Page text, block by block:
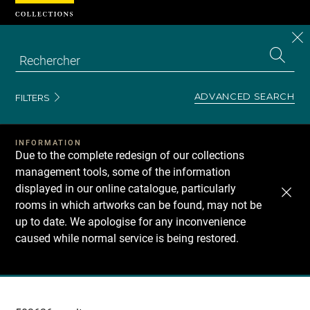
FILTERS ADVANCED SEARCH
INFORMATION
Due to the complete redesign of our collections
management tools, some of the information
displayed in our online catalogue, particularly
rooms in which artworks can be found, may not be
up to date. We apologise for any inconvenience
caused while normal service is being restored.
Recherche
Cookies management panel